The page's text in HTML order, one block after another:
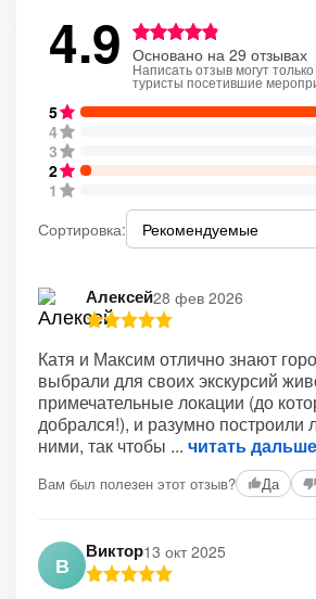
4.9 Основано на 29 отзывах
Написать отзыв могут только
туристы посетившие
5
4
3
2
1
Сортировка:
Алексей28 фев 2026
Катя и Максим отлично знают
выбрали для своих экскурсий
примечательные локации (до
добрался!), и разумно построили
ними, так чтобы
читать дальше
Вам был полезен этот отзыв? Да
В
Виктор13 окт 2025